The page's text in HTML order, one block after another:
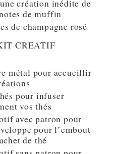
création inédite de
de muffin
de champagne rosé
CREATIF
métal pour accueillir
pour infuser
vos thés
avec patron pour
pour l’embout
de thé